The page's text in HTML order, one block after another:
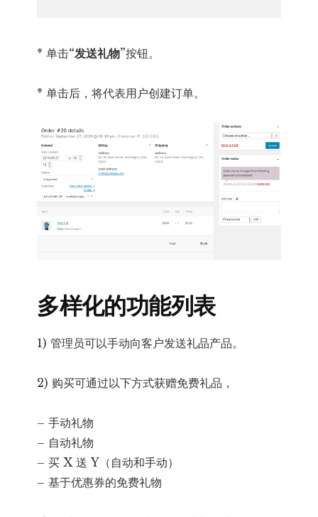
* 单击“发送礼物”按钮。
* 单击后，将代表用户创建订单。
多样化的功能列表
1) 管理员可以手动向客户发送礼品产品。
2) 购买可通过以下方式获赠免费礼品，
– 手动礼物
– 自动礼物
– 买 X 送 Y（自动和手动）
– 基于优惠券的免费礼物